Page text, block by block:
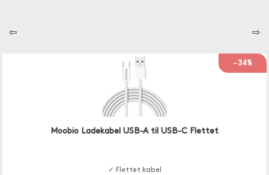
⇦ ⇨
-34%
Moobio Ladekabel USB-A til USB-C Flettet
✓ Flettet kabel